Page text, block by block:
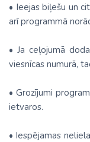
• Ieejas biļešu un
arī programmā
• Ja ceļojumā
viesnīcas numurā,
• Grozījumi
ietvaros.
• Iespējamas